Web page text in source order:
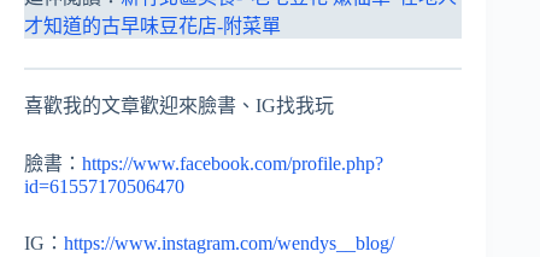
才知道的古早味豆花店-附菜單
喜歡我的文章歡迎來臉書、IG找我玩
臉書： https://www.facebook.com/profile.php?
id=61557170506470
IG： https://www.instagram.com/wendys__blog/